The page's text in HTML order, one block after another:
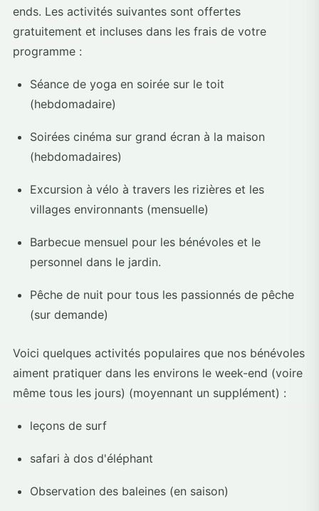
ends. Les activités suivantes sont offertes
gratuitement et incluses dans les frais de votre
programme :
Séance de yoga en soirée sur le toit
(hebdomadaire)
Soirées cinéma sur grand écran à la maison
(hebdomadaires)
Excursion à vélo à travers les rizières et les
villages environnants (mensuelle)
Barbecue mensuel pour les bénévoles et le
personnel dans le jardin.
Pêche de nuit pour tous les passionnés de pêche
(sur demande)
Voici quelques activités populaires que nos bénévoles
aiment pratiquer dans les environs le week-end (voire
même tous les jours) (moyennant un supplément) :
leçons de surf
safari à dos d'éléphant
Observation des baleines (en saison)